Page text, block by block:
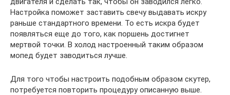
Настройка поможет заставить свечу выдавать искру
раньше стандартного времени. То есть искра будет
появляться еще до того, как поршень достигнет
мертвой точки. В холод настроенный таким образом
мопед будет заводиться лучше.
Для того чтобы настроить подобным образом скутер,
потребуется повторить процедуру описанную выше.